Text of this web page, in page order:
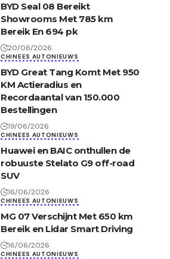
BYD Seal 08 Bereikt
Showrooms Met 785 km
Bereik En 694 pk
20/06/2026
CHINEES AUTONIEUWS
BYD Great Tang Komt Met 950
KM Actieradius en
Recordaantal van 150.000
Bestellingen
19/06/2026
CHINEES AUTONIEUWS
Huawei en BAIC onthullen de
robuuste Stelato G9 off-road
SUV
16/06/2026
CHINEES AUTONIEUWS
MG 07 Verschijnt Met 650 km
Bereik en Lidar Smart Driving
16/06/2026
CHINEES AUTONIEUWS